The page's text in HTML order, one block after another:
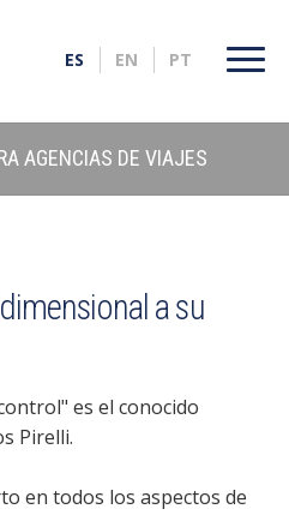
AGENCIAS DE VIAJES
a su
es el conocido
Pirelli.
en todos los aspectos de